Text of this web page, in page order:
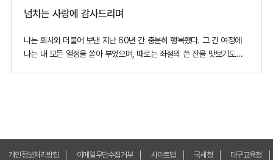
넘치는 사랑에 감사드리며
나는 회사와 더불어 보낸 지난 60년 간 충분히 행복했다. 그 긴 여정에
나는 내 모든 열정을 쏟아 부었으며, 때로는 좌절의 쓴 잔을 맛보기도
개인정보처리방침 이메일무단수집거부 사이트맵 국세청 대구교육청